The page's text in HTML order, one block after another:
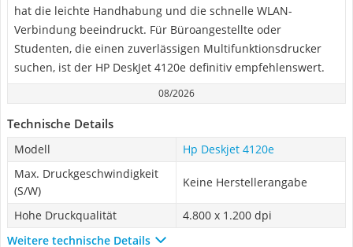
hat die leichte Handhabung und die schnelle WLAN-
Verbindung beeindruckt. Für Büroangestellte oder
Studenten, die einen zuverlässigen Multifunktionsdrucker
suchen, ist der HP DeskJet 4120e definitiv empfehlenswert.
08/2026
Technische Details
Modell
Hp Deskjet 4120e
Max. Druckgeschwindigkeit
(S/W)
Keine Herstellerangabe
Hohe Druckqualität
4.800 x 1.200 dpi
Weitere technische Details